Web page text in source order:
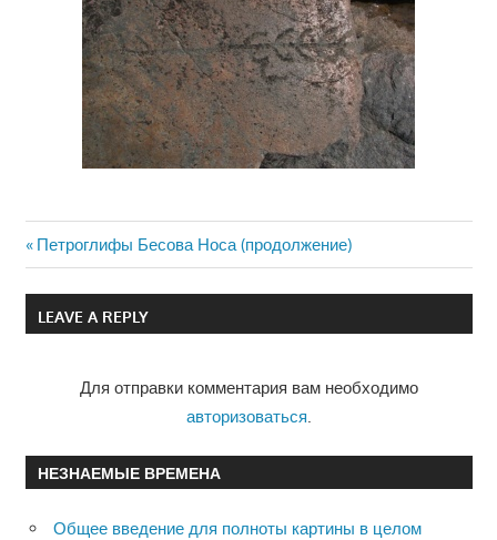
Навигация
по
Previous
Post:
Петроглифы Бесова Носа (продолжение)
LEAVE A REPLY
Для отправки комментария вам необходимо
авторизоваться
НЕЗНАЕМЫЕ ВРЕМЕНА
Общее введение для полноты картины в целом